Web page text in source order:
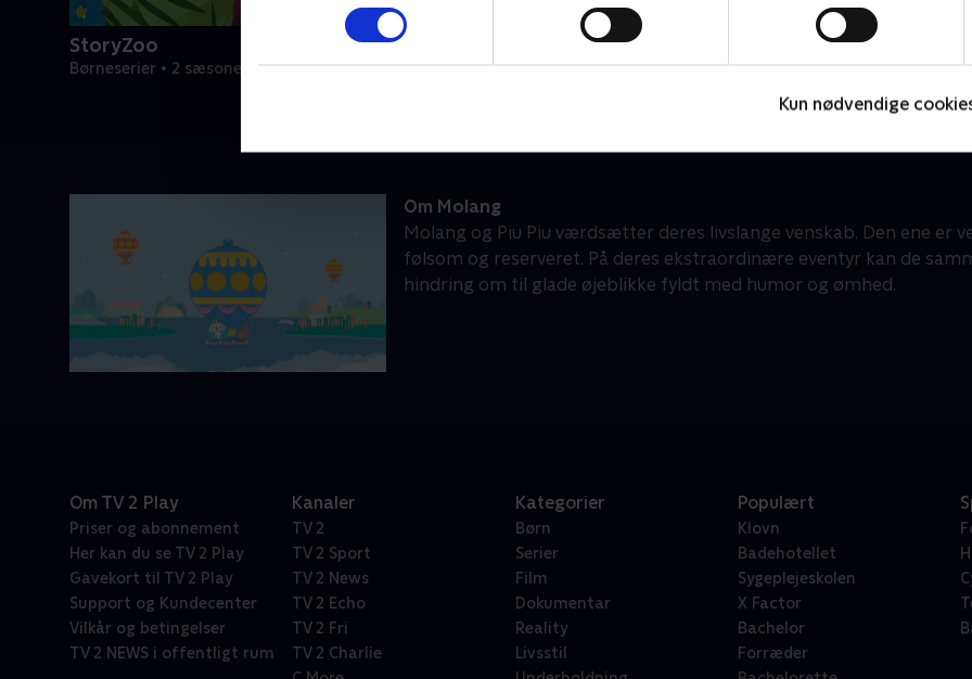
Kun nødvendige
StoryZoo
Børneserier • 2 sæsoner
Minibods
Om Molang
Molang og Piu Piu værdsætter deres livslange venskab. Den ene er
følsom og reserveret. På deres ekstraordinære eventyr kan de
hindring om til glade øjeblikke fyldt med humor og ømhed.
Om TV 2 Play
Priser og abonnement
Her kan du se TV 2 Play
Gavekort til TV 2 Play
Support og Kundecenter
Vilkår og betingelser
TV 2 NEWS i offentligt rum
Kanaler
TV 2
TV 2 Sport
TV 2 News
TV 2 Echo
TV 2 Fri
TV 2 Charlie
Kategorier
Børn
Serier
Film
Dokumentar
Reality
Livsstil
Populært
Klovn
Badehotellet
Sygeplejeskolen
X Factor
Bachelor
Forræder